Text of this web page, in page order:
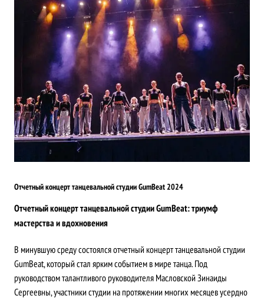
Отчетный концерт танцевальной студии GumBeat 2024
Отчетный концерт танцевальной студии GumBeat: триумф
мастерства и вдохновения
В минувшую среду состоялся отчетный концерт танцевальной студии
GumBeat, который стал ярким событием в мире танца. Под
руководством талантливого руководителя Масловской Зинаиды
Сергеевны, участники студии на протяжении многих месяцев усердно